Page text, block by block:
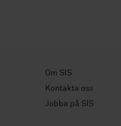
Om SIS
Kontakta oss
Jobba på SIS